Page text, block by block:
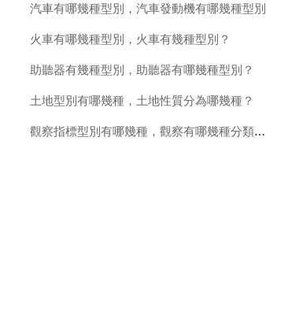
汽車有哪幾種型別，汽車發動機有哪幾種型別
火車有哪幾種型別，火車有幾種型別？
助聽器有幾種型別，助聽器有哪幾種型別？
土地型別有哪幾種，土地性質分為哪幾種？
觀察指標型別有哪幾種，觀察有哪幾種分類和分類方法